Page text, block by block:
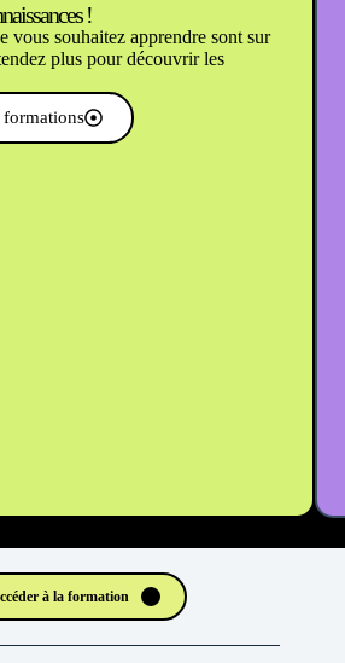
!
vous souhaitez apprendre sont sur
plus pour découvrir les
à la formation